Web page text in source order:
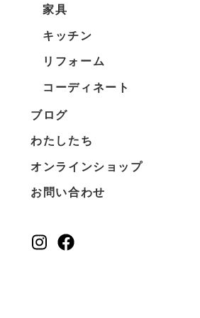
家具
キッチン
リフォーム
コーディネート
ブログ
わたしたち
オンラインショップ
お問い合わせ